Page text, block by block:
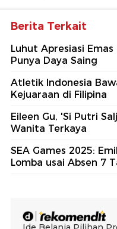
Berita Terkait
Luhut Apresiasi
Punya Daya Saing
Atletik Indonesia
Kejuaraan di Filipina
Eileen Gu, 'Si Putri
Wanita Terkaya
SEA Games 2025:
Lomba usai Absen 7